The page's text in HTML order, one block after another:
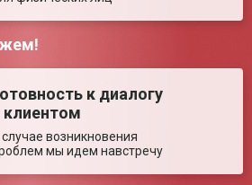
дБ
В/50 Гц
15 мин
ч
модель с простыми настройками
к диалогу
клиентом
случае возникновения
мы идем навстречу